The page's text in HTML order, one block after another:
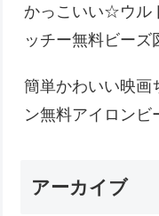
かっこいい☆ウル
ッチー無料ビーズ
簡単かわいい映画
ン無料アイロンビ
アーカイブ